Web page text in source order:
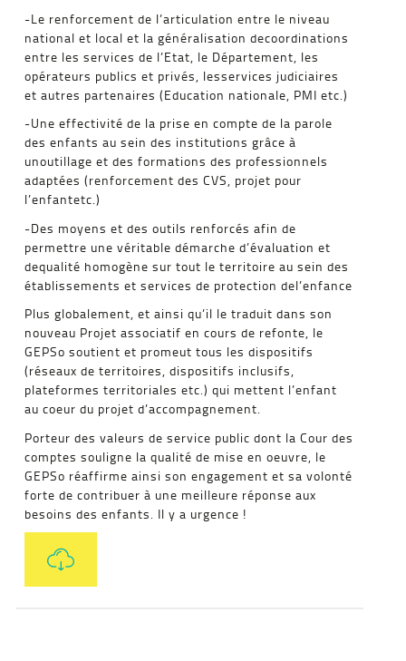
-Le renforcement de l’articulation entre le niveau
national et local et la généralisation decoordinations
entre les services de l’Etat, le Département, les
opérateurs publics et privés, lesservices judiciaires
et autres partenaires (Education nationale, PMI etc.)
-Une effectivité de la prise en compte de la parole
des enfants au sein des institutions grâce à
unoutillage et des formations des professionnels
adaptées (renforcement des CVS, projet pour
l’enfantetc.)
-Des moyens et des outils renforcés afin de
permettre une véritable démarche d’évaluation et
dequalité homogène sur tout le territoire au sein des
établissements et services de protection del’enfance
Plus globalement, et ainsi qu’il le traduit dans son
nouveau Projet associatif en cours de refonte, le
GEPSo soutient et promeut tous les dispositifs
(réseaux de territoires, dispositifs inclusifs,
plateformes territoriales etc.) qui mettent l’enfant
au coeur du projet d’accompagnement.
Porteur des valeurs de service public dont la Cour des
comptes souligne la qualité de mise en oeuvre, le
GEPSo réaffirme ainsi son engagement et sa volonté
forte de contribuer à une meilleure réponse aux
besoins des enfants. Il y a urgence !